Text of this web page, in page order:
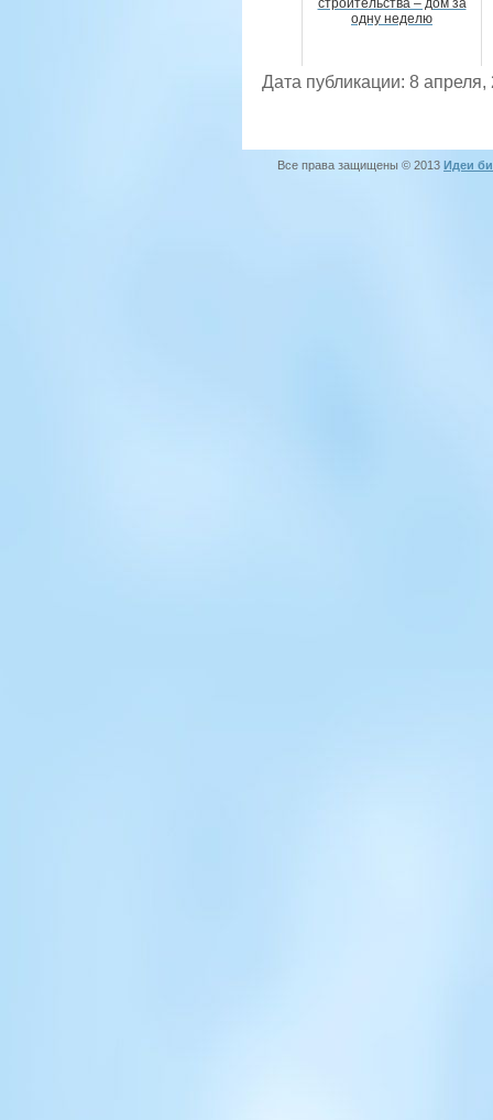
строительства – дом за
одну неделю
Дата публикации: 8 апреля,
Все права защищены © 2013 Идеи